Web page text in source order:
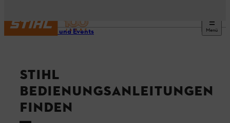
Menü
Service und Events
STIHL
BEDIENUNGSANLEITUNGEN
FINDEN